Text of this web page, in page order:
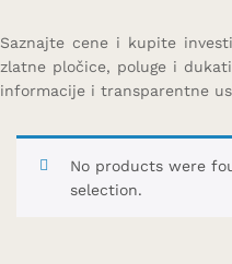
Saznajte cene i kupite
zlatne pločice, poluge i
informacije i transparentne
No products were
selection.